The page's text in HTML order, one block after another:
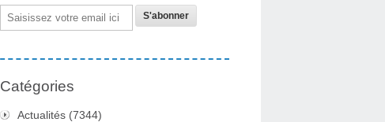
Email
Catégories
Actualités (7344)